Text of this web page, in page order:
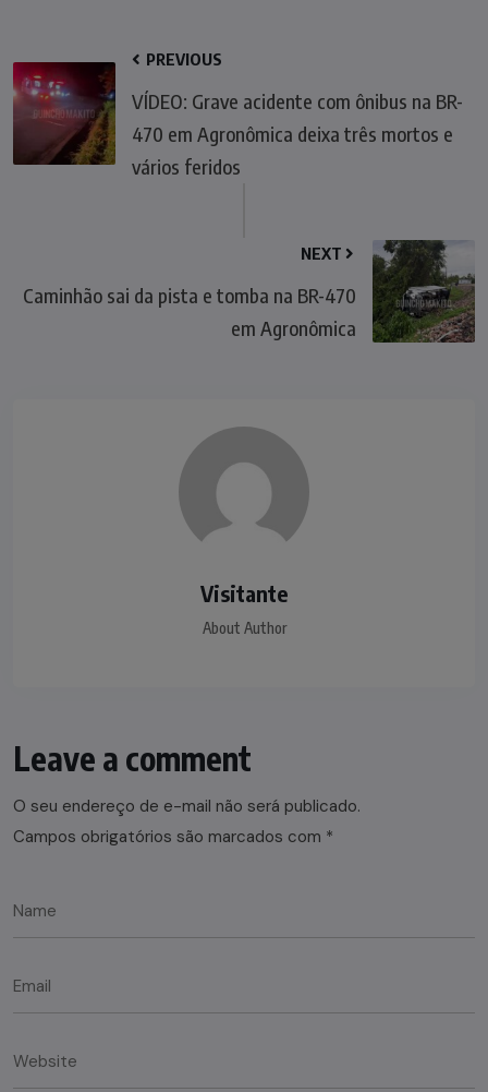
PREVIOUS
VÍDEO: Grave acidente com ônibus na BR-
470 em Agronômica deixa três mortos e
vários feridos
NEXT
Caminhão sai da pista e tomba na BR-470
em Agronômica
Visitante
About Author
Leave a comment
O seu endereço de e-mail não será publicado.
Campos obrigatórios são marcados com *